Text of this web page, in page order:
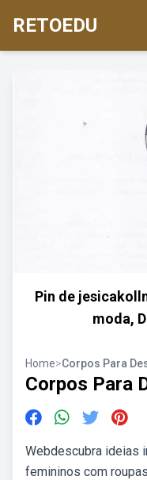
RETOEDU
Pin de
moda,
Home>Corpos Para
Corpos Para
Webdescubra ideias
femininos com